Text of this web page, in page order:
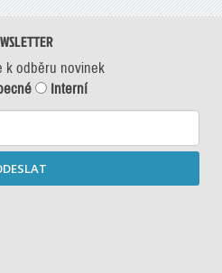
k odběru novinek
Interní